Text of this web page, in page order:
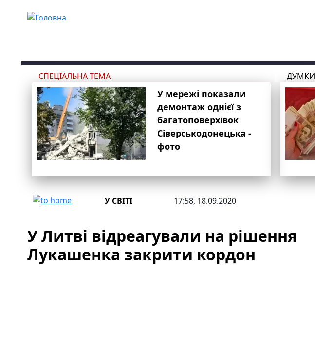
СПЕЦІАЛЬНА ТЕМА
У мережі показали
демонтаж однієї з
багатоповерхівок
Сіверськодонецька -
фото
ДУМКИ
У СВІТІ 17:58, 18.09.2020
У Литві відреагували на рішення
Лукашенка закрити кордон